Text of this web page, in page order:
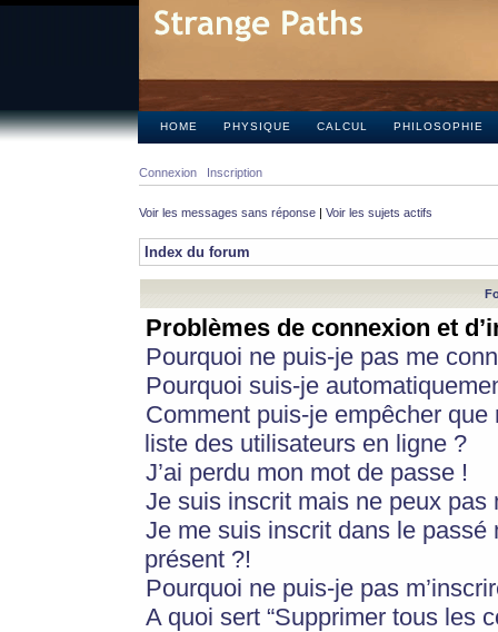
HOME PHYSIQUE CALCUL PHILOSOPHIE
Connexion Inscription
Voir les messages sans réponse | Voir les sujets actifs
Index du forum
Problèmes de connexion et
Pourquoi ne puis-je pas me
Pourquoi suis-je
Comment puis-je empêcher
liste des utilisateurs en ligne ?
J’ai perdu mon mot de passe !
Je suis inscrit mais ne peux pas
Je me suis inscrit dans le
présent ?!
Pourquoi ne puis-je pas
A quoi sert “Supprimer tous les